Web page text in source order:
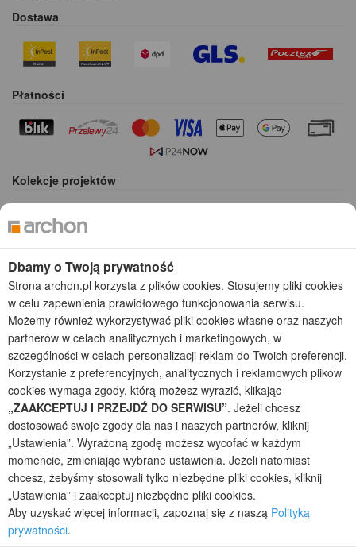
Dostawa
Płatności
Kolekcje projektów
Projekty domów tanich w budowie
Projekty domów szeregowych
Projekty małych domów (do 150 m2)
Projekty domów wielorodzinnych
Projekty domów bliźniaczych
Projekty domów nowoczesnych
Projekty domów parterowych
2026 © ARCHON+ Biuro Projektów - Tradycyjne i nowoczesne gotowe
projekty domów - autorska pracownia architektoniczna założona w 1990r.
przez arch. Barbarę Mendel
Z uwagi na ciągłe doskonalenie procesu powstawania projektów (zgodnie z
normą ISO 9001), prezentowane na stronie projekty domów mogą
nieznacznie różnić się od dokumentacji technicznej.
Informujemy, iż w celu optymalizacji treści dostępnych w naszym sklepie,
dostosowania ich do Państwa indywidualnych potrzeb korzystamy z
informacji zapisanych za pomocą plików cookies na urządzeniach
końcowych użytkowników. Pliki cookies użytkownik może kontrolować za
pomocą ustawień swojej przeglądarki internetowej. Dalsze korzystanie z
naszego serwisu internetowego, bez zmiany ustawień przeglądarki
Dbamy o Twoją prywatność
Strona archon.pl korzysta z plików cookies. Stosujemy pliki cookies
w celu zapewnienia prawidłowego funkcjonowania serwisu.
Możemy również wykorzystywać pliki cookies własne oraz naszych
partnerów w celach analitycznych i marketingowych, w
szczególności w celach personalizacji reklam do Twoich preferencji.
Korzystanie z preferencyjnych, analitycznych i reklamowych plików
cookies wymaga zgody, którą możesz wyrazić, klikając
„ZAAKCEPTUJ I PRZEJDŹ DO SERWISU”. Jeżeli chcesz
dostosować swoje zgody dla nas i naszych partnerów, kliknij
„Ustawienia”. Wyrażoną zgodę możesz wycofać w każdym
momencie, zmieniając wybrane ustawienia. Jeżeli natomiast
chcesz, żebyśmy stosowali tylko niezbędne pliki cookies, kliknij
„Ustawienia” i zaakceptuj niezbędne pliki cookies.
Aby uzyskać więcej informacji, zapoznaj się z naszą Polityką
prywatności.